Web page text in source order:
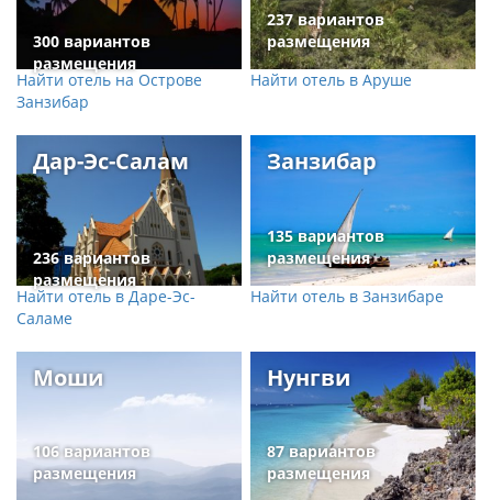
300 вариантов
размещения
Найти отель на Острове
Занзибар
237 вариантов
размещения
Найти отель в Аруше
Дар-Эс-Салам
236 вариантов
размещения
Найти отель в Даре-Эс-
Саламе
Занзибар
135 вариантов
размещения
Найти отель в Занзибаре
Моши
106 вариантов
размещения
Нунгви
87 вариантов
размещения